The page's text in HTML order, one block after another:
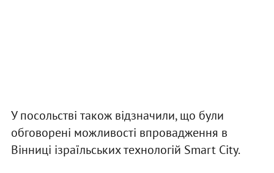
У посольстві також відзначили, що були
обговорені можливості впровадження в
Вінниці ізраїльських технологій Smart City.